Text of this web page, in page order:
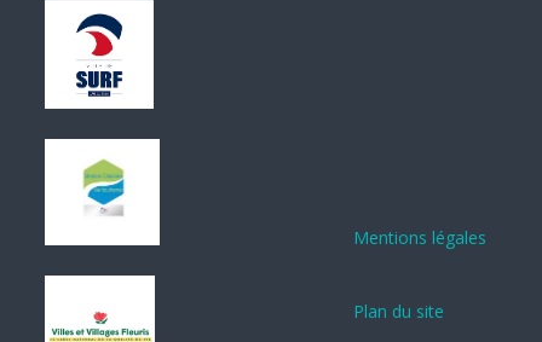
Mentions légales
Plan du site